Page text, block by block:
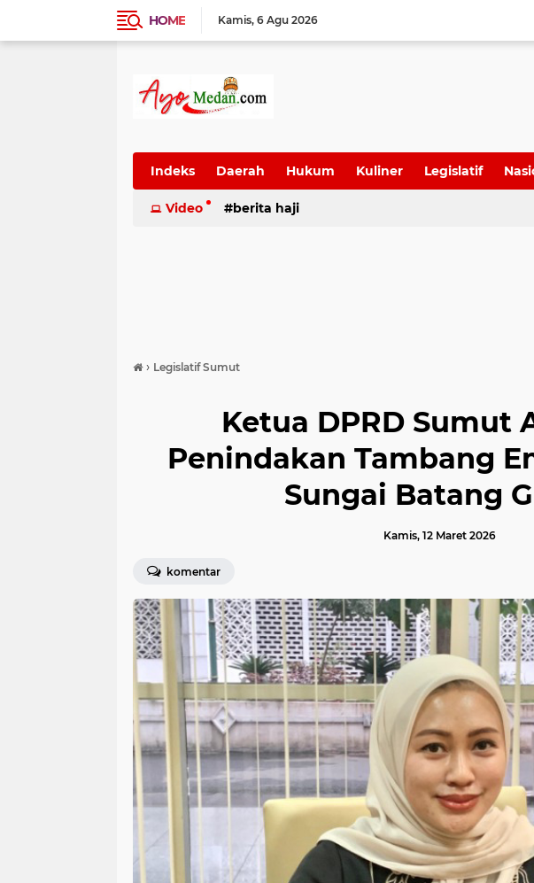
HOME Kamis 6 Agu 2026
Indeks Daerah Hukum Kuliner Legislatif
SUmatera Utara Wisata
Video berita haji
› Legislatif Sumut
Ketua DPRD Sumut
Penindakan Tambang
Sungai Batang
Kamis, 12 Maret 2026
komentar